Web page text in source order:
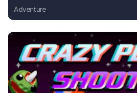
Adventure
Play Idle Noob Lumberjack online